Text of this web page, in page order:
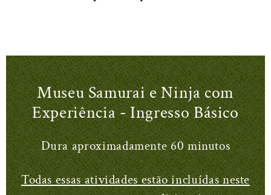
Museu Samurai e Ninja com
Experiência - Ingresso Básico
Dura aproximadamente 60 minutos
Todas essas atividades estão incluídas neste